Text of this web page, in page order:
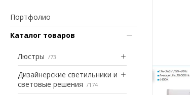
Портфолио
Каталог товаров
Люстры 73
Дизайнерские светильники и
световые решения
174